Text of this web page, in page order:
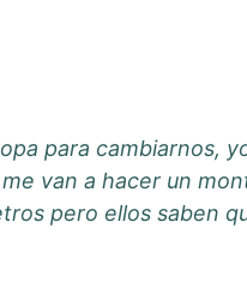
para cambiarnos,
van a hacer un
pero ellos saben